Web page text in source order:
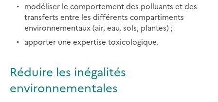
modéliser le comportement des polluants et des
transferts entre les différents compartiments
environnementaux (air, eau, sols, plantes) ;
apporter une expertise toxicologique.
Réduire les inégalités
environnementales